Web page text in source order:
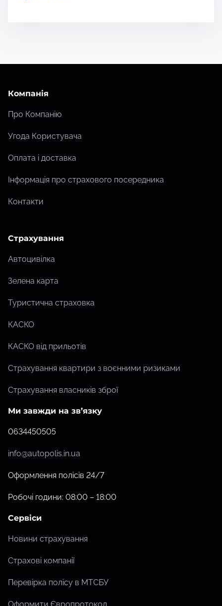
Компанія
Про Компанію
Угода Користувача
Оплата і доставка
Інформація про страхового посередника
Контакти
Страхування
Автоцивілка
Зелена карта
Туристична страховка
КАСКО
КАСКО від прильотів
Страхування квартири з воєнними ризиками
Страхування власників зброї
Ми завжди на зв’язку
0634450505
info@autopolis.in.ua
Оформлення полісів 24/7
Робочі години: 08:00 – 18:00
Сервіси
Новини страхування
Страхові компанії
Перевірка полісу в МТСБУ